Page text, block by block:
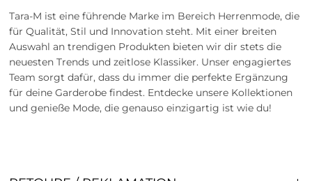
Tara-M ist eine führende Marke im Bereich Herrenmode, die
für Qualität, Stil und Innovation steht. Mit einer breiten
Auswahl an trendigen Produkten bieten wir dir stets die
neuesten Trends und zeitlose Klassiker. Unser engagiertes
Team sorgt dafür, dass du immer die perfekte Ergänzung
für deine Garderobe findest. Entdecke unsere Kollektionen
und genieße Mode, die genauso einzigartig ist wie du!